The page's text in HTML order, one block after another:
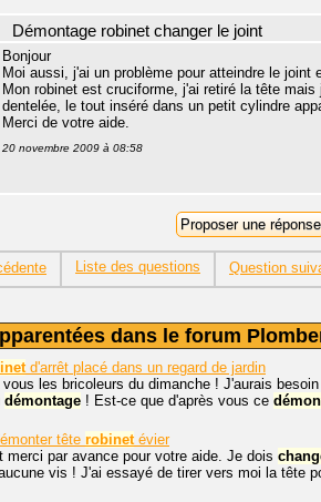
Démontage robinet changer le joint
Bonjour
Moi aussi, j'ai un problème pour atteindre le joint
Mon robinet est cruciforme, j'ai retiré la tête
dentelée, le tout inséré dans un petit cylindre
Merci de votre aide.
20 novembre 2009 à 08:58
Liste des questions Question
dans le forum
d'arrêt placé dans un regard de jardin
vous les bricoleurs du dimanche ! J'aurais
démontage ! Est-ce que d'après vous ce
tête robinetévier
merci par avance pour votre aide. Je dois
vis ! J'ai essayé de tirer vers moi la tête